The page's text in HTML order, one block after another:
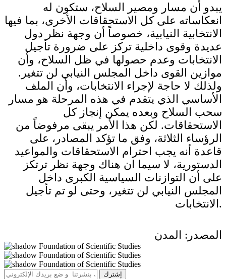
يبدو أن مسار ومصير السلاح، ستكون له
انعكاساته على كل الاستحقاقات الأخرى، بما فيها
الانتخابية النيابية، خصوصاً أن وجهة نظر دول
عديدة وقوى داخلية تركز على ضرورة تأجيل
الانتخابات وعدم حصولها في ظل السلاح، وأن
موازين القوى داخل المجلس النيابي لن تتغير.
ولذلك لا حاجة لإجراء الانتخابات، وأن الملف
الأساسي الذي يتقدم في هذه المرحلة هو مسار
سحب السلاح وبعده يمكن إنجاز كل
الاستحقاقات. لكن هذا الأمر يبقى مرفوضاً من
الرؤساء الثلاثة، وفق ما تؤكد المصادر، على
قاعدة أنه يجب احترام الاستحقاقات والمواعيد
الدستورية، لا سيما ان هناك وجهة نظر ترتكز
على أن التوازنات السياسية الكبرى داخل
المجلس النيابي لن تتغير، وحتى لو تم تأجيل
الانتخابات.
المصدر: المدن